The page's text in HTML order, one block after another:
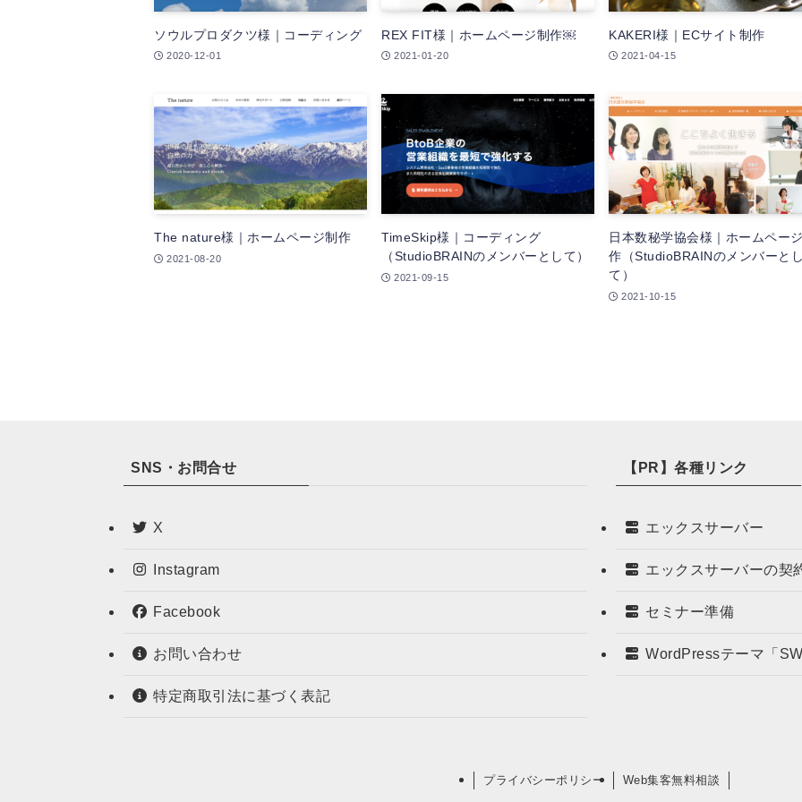
ソウルプロダクツ様｜コーディング
2020-12-01
REX FIT様｜ホームページ制作￼
2021-01-20
KAKERI様｜ECサイト制作
2021-04-15
The nature様｜ホームページ制作
2021-08-20
TimeSkip様｜コーディング
（StudioBRAINのメンバーとして）
2021-09-15
日本数秘学協会様｜ホームペー
作（StudioBRAINのメンバーとし
て）
2021-10-15
SNS・お問合せ
X
Instagram
Facebook
お問い合わせ
特定商取引法に基づく表記
【PR】各種リンク
エックスサーバー
エックスサーバーの契
セミナー準備
WordPressテーマ「
プライバシーポリシー Web集客無料相談